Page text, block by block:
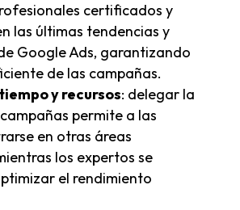
certificados y
las últimas tendencias y
Google Ads, garantizando
de las campañas.
y recursos: delegar la
permite a las
en otras áreas
los expertos se
el rendimiento